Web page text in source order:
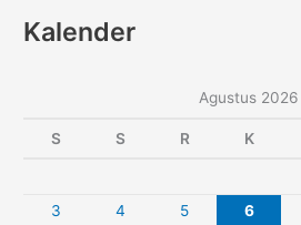
Kalender
Agustus 2026
S S R K
3
4 5 6